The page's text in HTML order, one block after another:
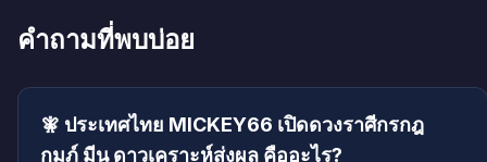
คำถามที่พบบ่อย
🧚 ประเทศไทย MICKEY66 เปิดดวงราศีกรกฎ
กุมภ์ มีน ดาวเคราะห์ส่งผล คืออะไร?